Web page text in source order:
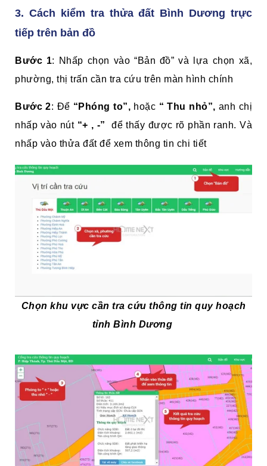
3. Cách kiểm tra thửa đất Bình Dương trực
tiếp trên bản đồ
Bước 1: Nhấp chọn vào “Bản đồ” và lựa chọn xã,
phường, thị trấn cần tra cứu trên màn hình chính
Bước 2: Để “Phóng to”, hoặc “ Thu nhỏ”, anh chị
nhấp vào nút “+ , -”
để thấy được rõ phần ranh. Và
nhấp vào thửa đất để xem thông tin chi tiết
Chọn khu vực cần tra cứu thông tin quy hoạch
tỉnh Bình Dương